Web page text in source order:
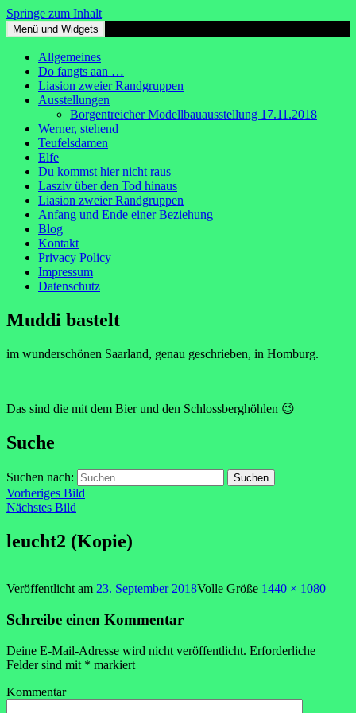
Springe zum Inhalt
muddis-modellbauseite.de
Menü und Widgets
Allgemeines
Do fangts aan …
Liasion zweier Randgruppen
Ausstellungen
Borgentreicher Modellbauausstellung 17.11.2018
Werner, stehend
Teufelsdamen
Elfe
Du kommst hier nicht raus
Lasziv über den Tod hinaus
Liasion zweier Randgruppen
Anfang und Ende einer Beziehung
Blog
Kontakt
Privacy Policy
Impressum
Datenschutz
Muddi bastelt
im wunderschönen Saarland, genau geschrieben, in Homburg.
Das sind die mit dem Bier und den Schlossberghöhlen 😉
Suche
Suchen nach:
Vorheriges Bild
Nächstes Bild
leucht2 (Kopie)
Veröffentlicht am 23. September 2018Volle Größe 1440 × 1080
Schreibe einen Kommentar
Deine E-Mail-Adresse wird nicht veröffentlicht. Erforderliche
Felder sind mit * markiert
Kommentar